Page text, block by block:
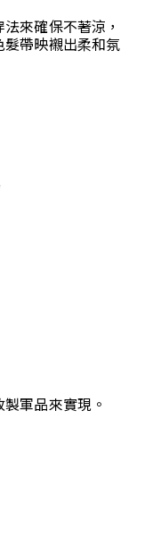
來確保不著涼，
帶映襯出柔和氛
軍品來實現。